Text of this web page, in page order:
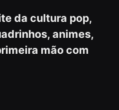
da cultura pop,
animes,
mão com